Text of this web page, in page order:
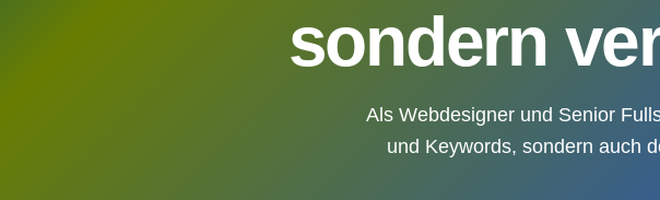
sondern
Als Webdesigner und Senior
und Keywords, sondern auch